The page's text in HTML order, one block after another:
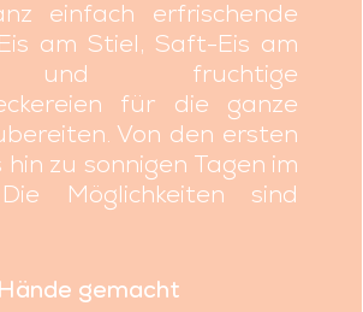
einfach erfrischende
am Stiel, Saft-Eis am
fruchtige
für die ganze
Von den ersten
hin zu sonnigen Tagen im
Möglichkeiten sind
gemacht